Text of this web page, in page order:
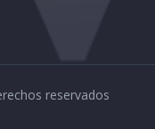
reservados